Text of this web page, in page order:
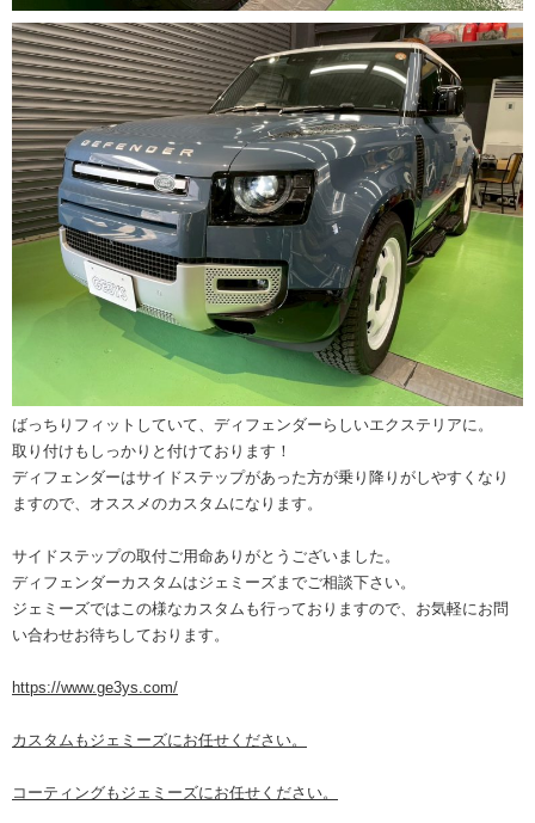
ばっちりフィットしていて、ディフェンダーらしいエクステリアに。
取り付けもしっかりと付けております！
ディフェンダーはサイドステップがあった方が乗り降りがしやすくなり
ますので、オススメのカスタムになります。
サイドステップの取付ご用命ありがとうございました。
ディフェンダーカスタムはジェミーズまでご相談下さい。
ジェミーズではこの様なカスタムも行っておりますので、お気軽にお問
い合わせお待ちしております。
https://www.ge3ys.com/
カスタムもジェミーズにお任せください。
コーティングもジェミーズにお任せください。